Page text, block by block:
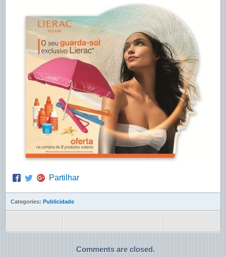
Partilhar
Categories: Publicidade
Comments are closed.